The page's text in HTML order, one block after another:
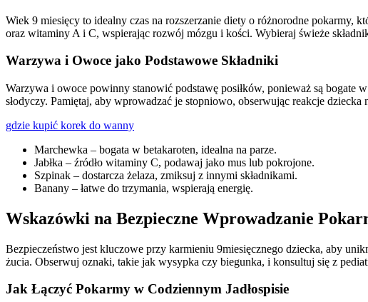
Wiek 9 miesięcy to idealny czas na rozszerzanie diety o różnorodne pokarmy,
oraz witaminy A i C, wspierając rozwój mózgu i kości. Wybieraj świeże
Warzywa i Owoce jako Podstawowe Składniki
Warzywa i owoce powinny stanowić podstawę posiłków, ponieważ są bogate
słodyczy. Pamiętaj, aby wprowadzać je stopniowo, obserwując reakcje
gdzie kupić korek do wanny
Marchewka – bogata w betakaroten, idealna na parze.
Jabłka – źródło witaminy C, podawaj jako mus lub pokrojone.
Szpinak – dostarcza żelaza, zmiksuj z innymi składnikami.
Banany – łatwe do trzymania, wspierają energię.
Wskazówki na Bezpieczne Wprowadzanie
Bezpieczeństwo jest kluczowe przy karmieniu 9miesięcznego dziecka, aby
żucia. Obserwuj oznaki, takie jak wysypka czy biegunka, i konsultuj się z
Jak Łączyć Pokarmy w Codziennym Jadłospisie